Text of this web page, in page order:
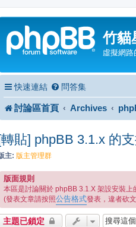
竹貓
虛擬網路
快速連結 問答集
討論區首頁 Archives
[轉貼] phpBB 3.1.x 的
主: 版主管理群
版面規則
本區是討論關於 phpBB 3.1.X 架設安裝上
(發表文章請按照公告格式發表，違者砍
主題已鎖定